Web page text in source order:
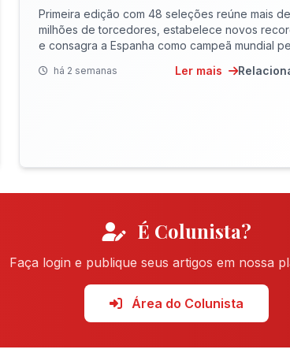
Primeira edição com 48 seleções reúne mais
milhões de torcedores, estabelece novos
e consagra a Espanha como campeã mundial
há 2 semanas Ler mais
É Colunista?
Faça login e publique seus artigos em nossa
Área do Colunista